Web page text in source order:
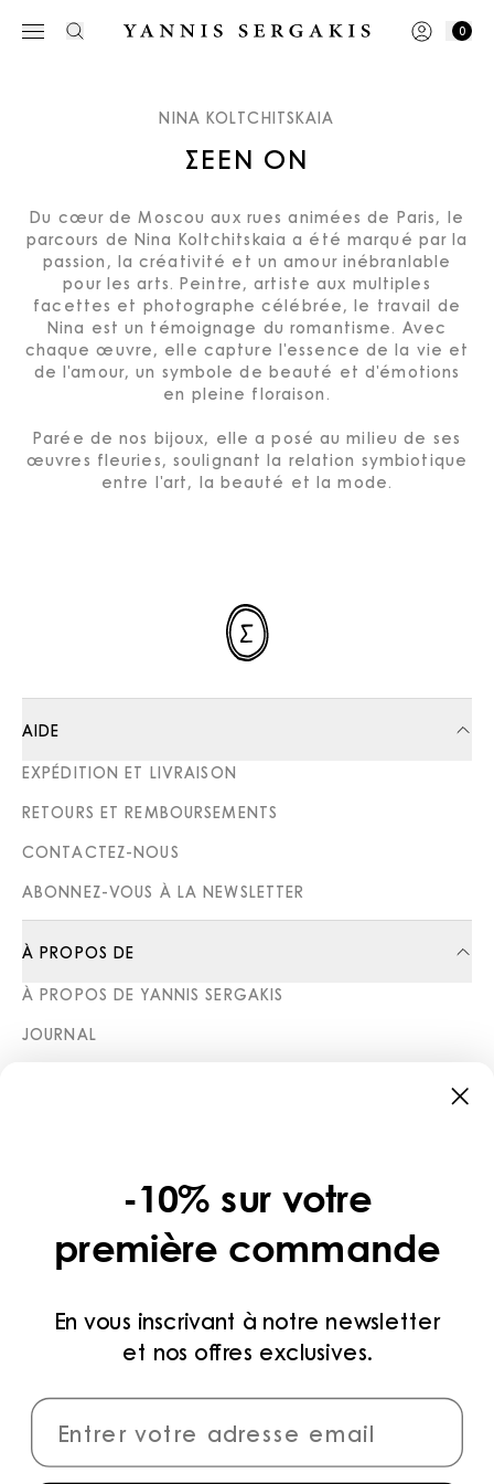
0
NINA KOLTCHITSKAIA
ΣEEN ON
Du cœur de Moscou aux rues animées de Paris, le
parcours de Nina Koltchitskaia a été marqué par la
passion, la créativité et un amour inébranlable
pour les arts. Peintre, artiste aux multiples
facettes et photographe célébrée, le travail de
Nina est un témoignage du romantisme. Avec
chaque œuvre, elle capture l'essence de la vie et
de l'amour, un symbole de beauté et d'émotions
en pleine floraison.
Parée de nos bijoux, elle a posé au milieu de ses
œuvres fleuries, soulignant la relation symbiotique
entre l'art, la beauté et la mode.
AIDE
EXPÉDITION ET LIVRAISON
RETOURS ET REMBOURSEMENTS
CONTACTEZ-NOUS
ABONNEZ-VOUS À LA NEWSLETTER
À PROPOS DE
À PROPOS DE YANNIS SERGAKIS
JOURNAL
POLITIQUE DE CONFIDENTIALITÉ
MÉTHODES DE PAIEMENT
-10% sur votre
première commande
En vous inscrivant à notre newsletter
et nos offres exclusives.